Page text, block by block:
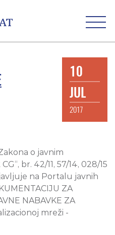
10
JUL
2017
o javnim
br. 42/11, 57/14, 028/15
na Portalu javnih
ZA
NABAVKE ZA
mreži -